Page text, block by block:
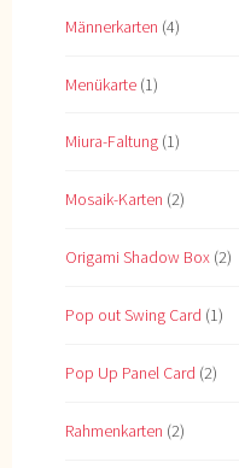
Männerkarten (4)
Menükarte (1)
Miura-Faltung (1)
Mosaik-Karten (2)
Origami Shadow Box (2)
Pop out Swing Card (1)
Pop Up Panel Card (2)
Rahmenkarten (2)